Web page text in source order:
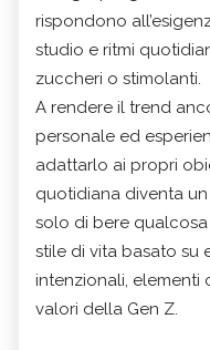
rispondono
studio e ritmi
zuccheri o stimolanti.
A rendere il trend
personale ed
adattarlo ai propri
quotidiana diventa
solo di bere
stile di vita basato su
intenzionali, elementi
valori della Gen Z.